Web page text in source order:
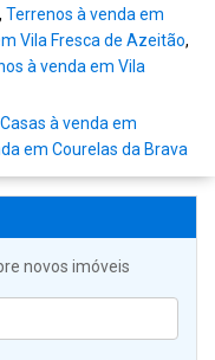
, Terrenos à venda em
Vila Fresca de Azeitão,
à venda em Vila
Casas à venda em
em Courelas da Brava
novos imóveis